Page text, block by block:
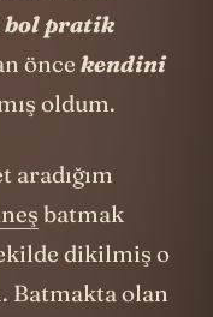
bol pratik
önce kendini
oldum.
aradığım
batmak
dikilmiş o
Batmakta olan